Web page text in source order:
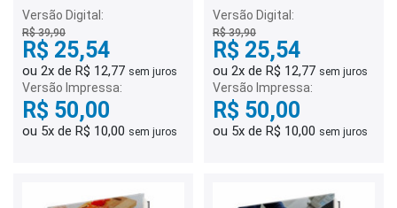
Versão Digital:
R$ 39,90
R$ 25,54
ou 2x de R$ 12,77 sem juros
Versão Impressa:
R$ 50,00
ou 5x de R$ 10,00 sem juros
Versão Digital:
R$ 39,90
R$ 25,54
ou 2x de R$ 12,77 sem juros
Versão Impressa:
R$ 50,00
ou 5x de R$ 10,00 sem juros